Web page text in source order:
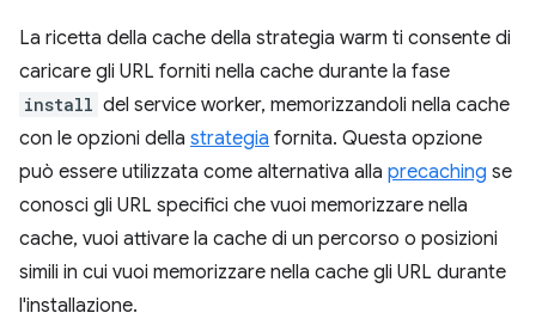
La ricetta della cache della strategia warm ti consente di
caricare gli URL forniti nella cache durante la fase
install del service worker, memorizzandoli nella cache
con le opzioni della strategia fornita. Questa opzione
può essere utilizzata come alternativa alla precaching se
conosci gli URL specifici che vuoi memorizzare nella
cache, vuoi attivare la cache di un percorso o posizioni
simili in cui vuoi memorizzare nella cache gli URL durante
l'installazione.